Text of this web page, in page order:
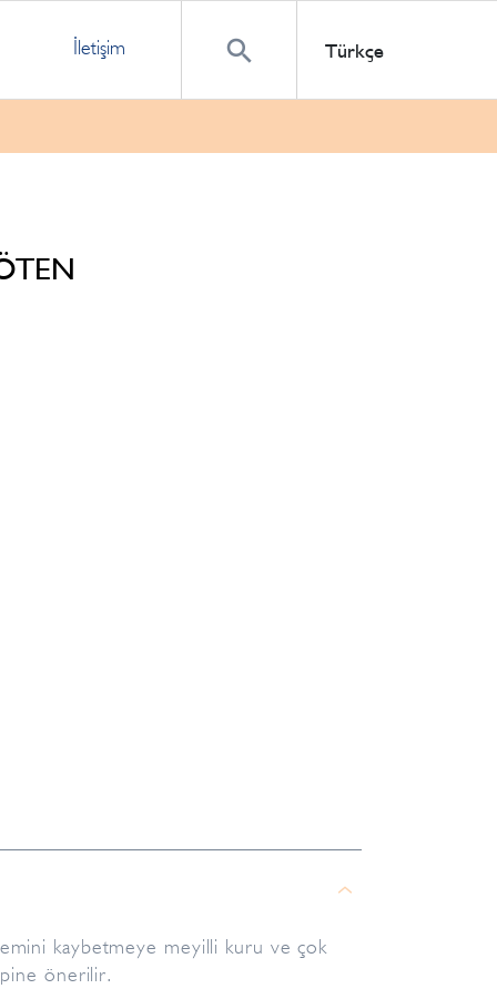
İletişim Türkçe
kaybetmeye meyilli kuru ve çok
önerilir.